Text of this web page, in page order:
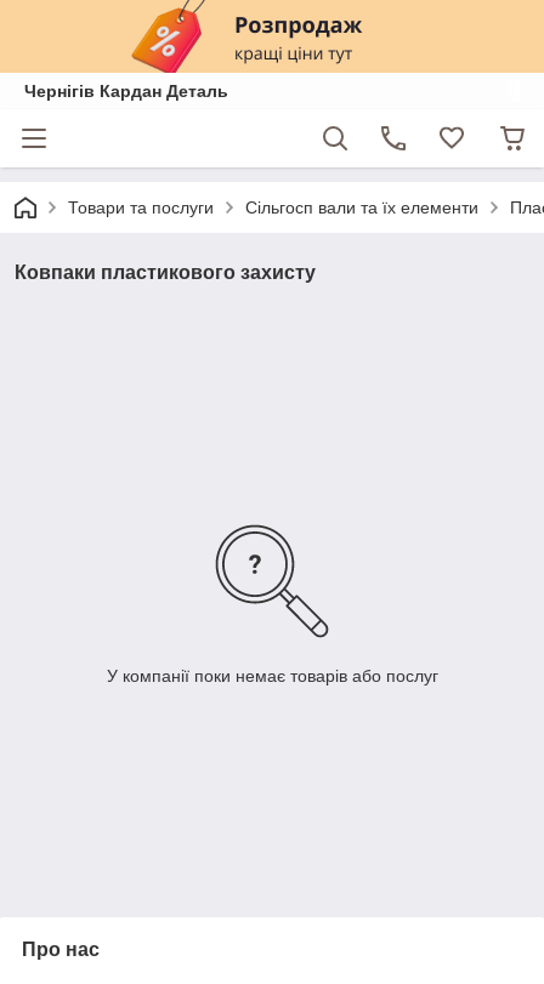
Чернігів Кардан Деталь
Товари та послуги Сільгосп вали та їх елементи
Ковпаки пластикового захисту
У компанії поки немає товарів або послуг
Про нас